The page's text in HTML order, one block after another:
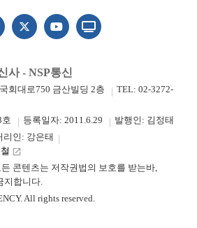
사 - NSP통신
회대로750 금산빌딩 2층
TEL: 02-3272-
호
등록일자: 2011.6.29
발행인: 김정태
리인: 강은태
launch
든 콘텐츠는 저작권법의 보호를 받는바,
지합니다.
All rights reserved.